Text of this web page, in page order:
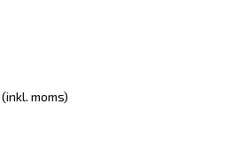
(inkl. moms)